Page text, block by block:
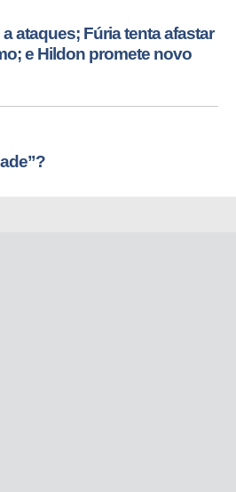
ataques; Fúria tenta afastar
e Hildon promete novo